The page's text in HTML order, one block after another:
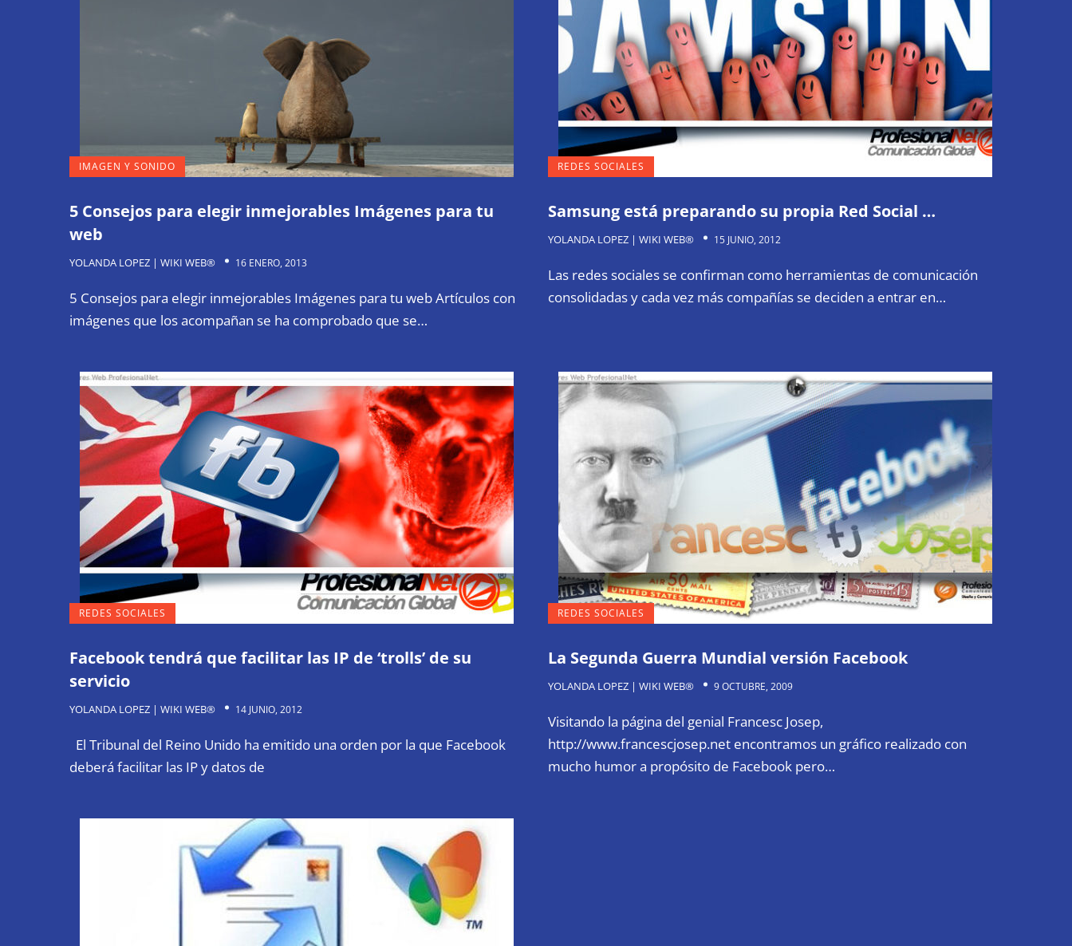
IMAGEN Y SONIDO
5 Consejos para elegir inmejorables Imágenes para tu
web
YOLANDA LOPEZ | WIKI WEB® 16 ENERO, 2013
5 Consejos para elegir inmejorables Imágenes para tu web Artículos con
imágenes que los acompañan se ha comprobado que se…
REDES SOCIALES
Samsung está preparando su propia Red Social …
YOLANDA LOPEZ | WIKI WEB® 15 JUNIO, 2012
Las redes sociales se confirman como herramientas de comunicación
consolidadas y cada vez más compañías se deciden a entrar en…
REDES SOCIALES
Facebook tendrá que facilitar las IP de ‘trolls’ de su
servicio
YOLANDA LOPEZ | WIKI WEB® 14 JUNIO, 2012
El Tribunal del Reino Unido ha emitido una orden por la que Facebook
deberá facilitar las IP y datos de
REDES SOCIALES
La Segunda Guerra Mundial versión Facebook
YOLANDA LOPEZ | WIKI WEB® 9 OCTUBRE, 2009
Visitando la página del genial Francesc Josep,
http://www.francescjosep.net encontramos un gráfico realizado con
mucho humor a propósito de Facebook pero…